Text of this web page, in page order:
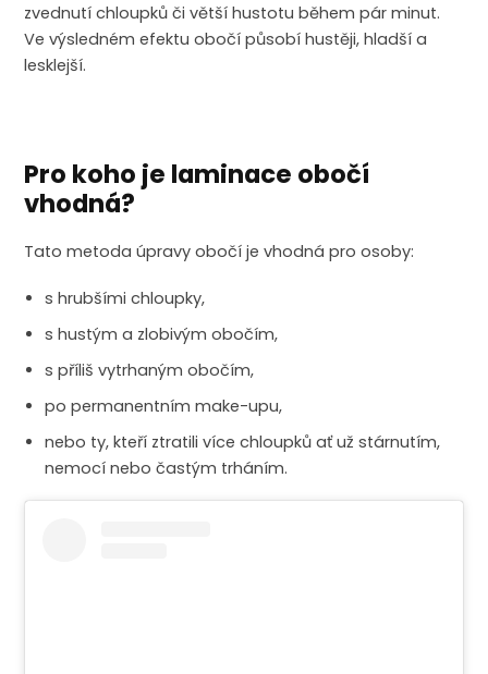
zvednutí chloupků či větší hustotu během pár minut.
Ve výsledném efektu obočí působí hustěji, hladší a
lesklejší.
Pro koho je laminace obočí
vhodná?
Tato metoda úpravy obočí je vhodná pro osoby:
s hrubšími chloupky,
s hustým a zlobivým obočím,
s příliš vytrhaným obočím,
po permanentním make-upu,
nebo ty, kteří ztratili více chloupků ať už stárnutím,
nemocí nebo častým trháním.